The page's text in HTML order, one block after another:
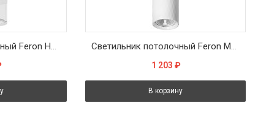
Светильник потолочный Feron HL4548 HALO levitation на подвесе GX53 12W 230V, белый 85*80 Светильник потолочный Feron ML1888 Barrel PRISM levitation на подвесе MR16 35W, 230V, белый 55*200
1 203 ₽
В корзину